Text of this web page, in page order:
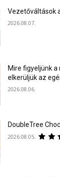
Vezetőváltások
2026.08.07.
Mire figyeljünk
elkerüljük az
2026.08.06.
DoubleTree
2026.08.05.